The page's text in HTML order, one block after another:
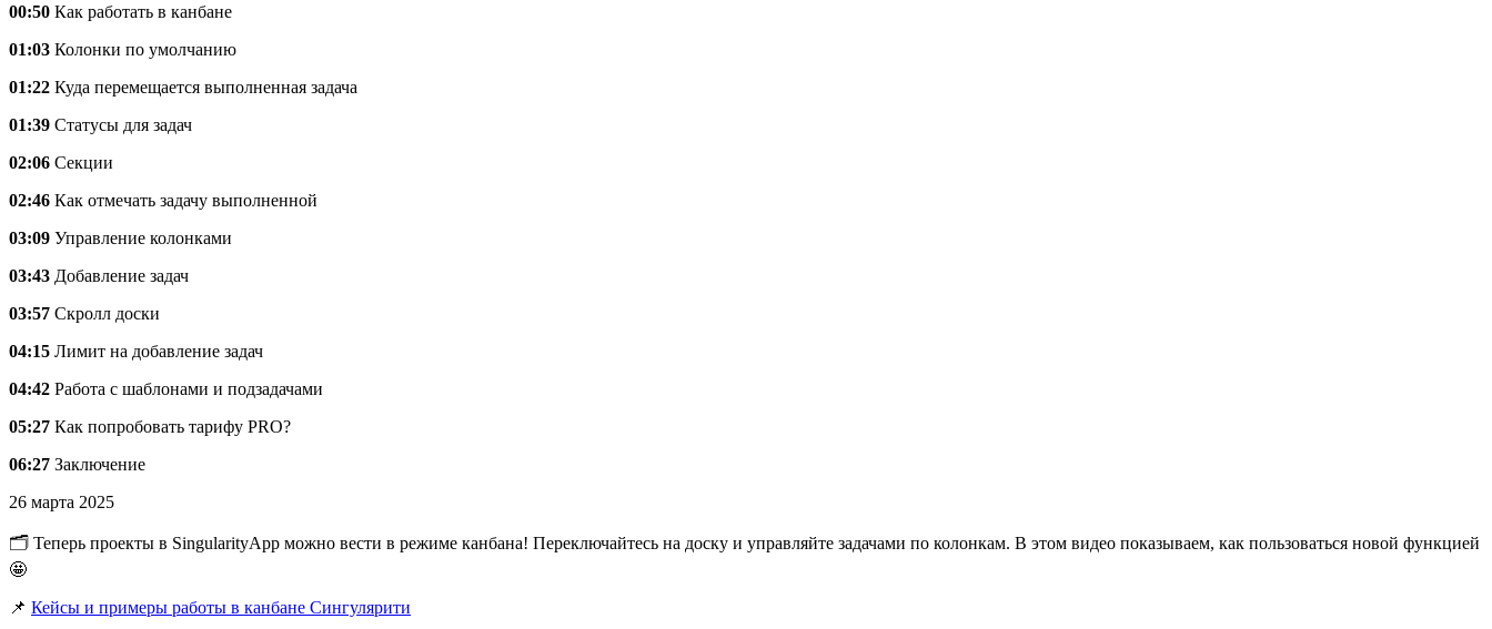
00:50 Как работать в канбане
01:03 Колонки по умолчанию
01:22 Куда перемещается выполненная задача
01:39 Статусы для задач
02:06 Секции
02:46 Как отмечать задачу выполненной
03:09 Управление колонками
03:43 Добавление задач
03:57 Скролл доски
04:15 Лимит на добавление задач
04:42 Работа с шаблонами и подзадачами
05:27 Как попробовать тарифу PRO?
06:27 Заключение
26 марта 2025
🗂️ Теперь проекты в SingularityApp можно вести в режиме канбана! Переключайтесь на доску и управляйте задачами по колонкам. В этом видео показываем, как пользоваться новой функцией
🤩
📌 Кейсы и примеры работы в канбане Сингулярити